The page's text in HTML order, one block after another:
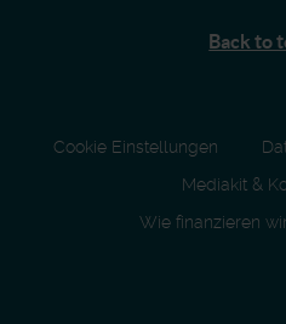
Back to
Cookie Einstellungen
Mediakit &
Wie finanzieren